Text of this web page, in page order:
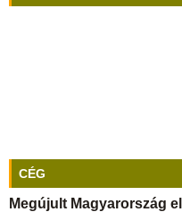
CÉG
Megújult Magyarország